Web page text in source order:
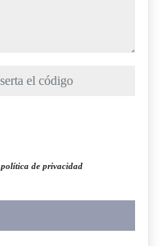
política de privacidad